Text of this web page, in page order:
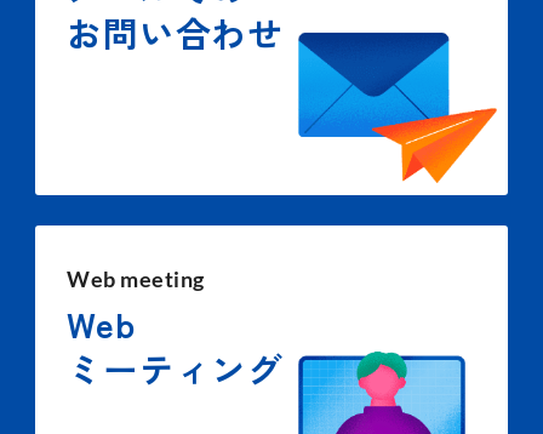
お問い合わせ
Web meeting
Web
ミーティング